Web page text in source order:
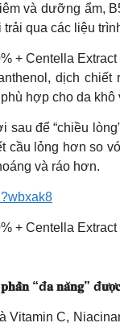
và dưỡng ẩm,
trải qua các liệu
+ Centella
dịch
hợp cho da
sau để “chiều
cầu lỏng hơn so
và ráo hơn.
+ Centella Extract
𝐩𝐡𝐚̂̀𝐧 “đ𝐚 𝐧𝐚̆𝐧𝐠”
Vitamin C,